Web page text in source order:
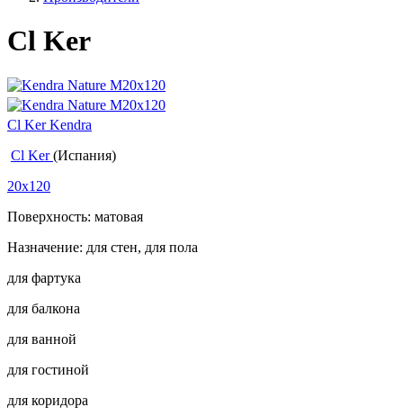
Cl Ker
Cl Ker Kendra
Cl Ker(Испания)
20x120
Поверхность: матовая
Назначение: для стен, для пола
для фартука
для балкона
для ванной
для гостиной
для коридора